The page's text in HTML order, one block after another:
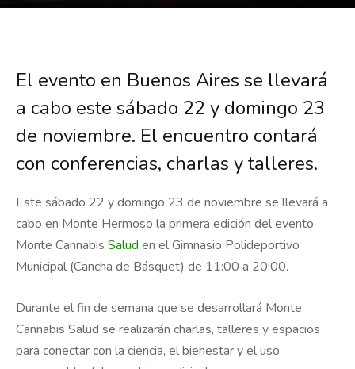
El evento en Buenos Aires se llevará
a cabo este sábado 22 y domingo 23
de noviembre. El encuentro contará
con conferencias, charlas y talleres.
Este sábado 22 y domingo 23 de noviembre se llevará a
cabo en Monte Hermoso la primera edición del evento
Monte Cannabis Salud en el Gimnasio Polideportivo
Municipal (Cancha de Básquet) de 11:00 a 20:00.
Durante el fin de semana que se desarrollará Monte
Cannabis Salud se realizarán charlas, talleres y espacios
para conectar con la ciencia, el bienestar y el uso